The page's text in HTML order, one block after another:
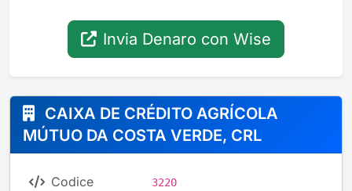
Invia Denaro con Wise
CAIXA DE CRÉDITO AGRÍCOLA
MÚTUO DA COSTA VERDE, CRL
Codice
3220